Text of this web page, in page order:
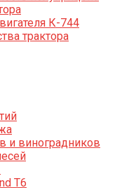
К-744
трактора
и виноградников
T6